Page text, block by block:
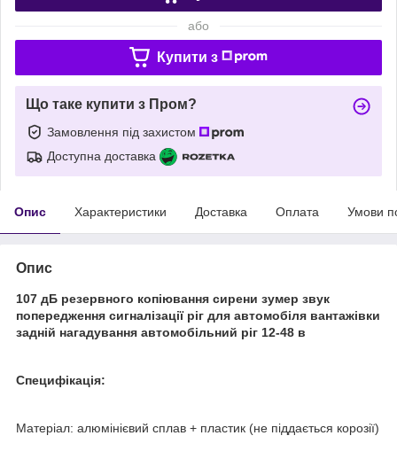
або
Купити з
Що таке купити з Пром?
Замовлення під захистом
Доступна доставка
Опис Характеристики Доставка Оплата Умови
Опис
107 дБ резервного копіювання сирени зумер звук
попередження сигналізації ріг для автомобіля вантажівки
задній нагадування автомобільний ріг 12-48 в
Специфікація:
Матеріал: алюмінієвий сплав + пластик (не піддається корозії)